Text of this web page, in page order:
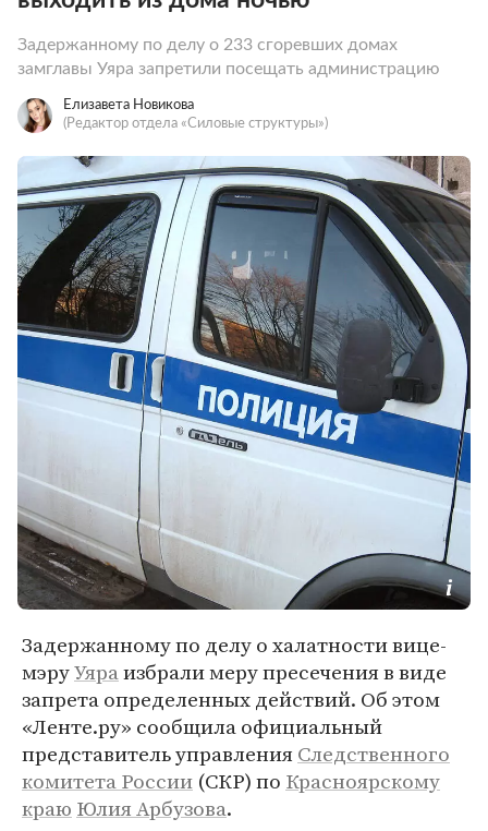
Задержанному по делу о 233 сгоревших домах
замглавы Уяра запретили посещать администрацию
Елизавета Новикова
(Редактор отдела «Силовые структуры»)
Задержанному по делу о халатности вице-
мэруУяраизбрали меру пресечения в виде
запрета определенных действий. Об этом
«Ленте.ру» сообщила официальный
представитель управленияСледственного
комитета России (СКР) по Красноярскому
краю Юлия Арбузова.